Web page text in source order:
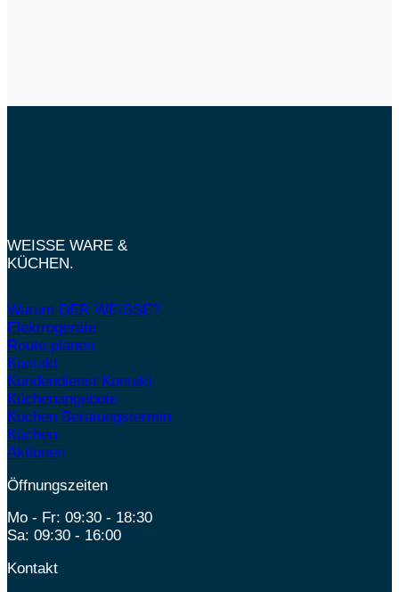
WEISSE WARE &
KÜCHEN.
Warum DER WEISSE?
Elektrogeräte
Route planen
Kontakt
Kundendienst Kontakt
Küchenangebote
Küchen Beratungstermin
Küchen
Aktionen
Öffnungszeiten
Mo - Fr: 09:30 - 18:30
Sa: 09:30 - 16:00
Kontakt